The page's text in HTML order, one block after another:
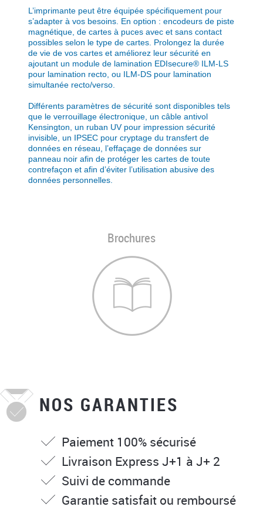
L’imprimante peut être équipée spécifiquement pour
s’adapter à vos besoins. En option : encodeurs de piste
magnétique, de cartes à puces avec et sans contact
possibles selon le type de cartes. Prolongez la durée
de vie de vos cartes et améliorez leur sécurité en
ajoutant un module de lamination EDIsecure® ILM-LS
pour lamination recto, ou ILM-DS pour lamination
simultanée recto/verso.
Différents paramètres de sécurité sont disponibles tels
que le verrouillage électronique, un câble antivol
Kensington, un ruban UV pour impression sécurité
invisible, un IPSEC pour cryptage du transfert de
données en réseau, l’effaçage de données sur
panneau noir afin de protéger les cartes de toute
contrefaçon et afin d’éviter l’utilisation abusive des
données personnelles.
Brochures
NOS GARANTIES
Paiement 100% sécurisé
Livraison Express J+1 à J+ 2
Suivi de commande
Garantie satisfait ou remboursé